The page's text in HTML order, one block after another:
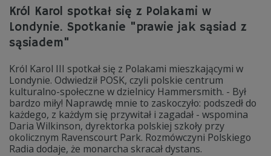
Król Karol spotkał się z Polakami w
Londynie. Spotkanie "prawie jak sąsiad z
sąsiadem"
Król Karol III spotkał się z Polakami mieszkającymi w
Londynie. Odwiedził POSK, czyli polskie centrum
kulturalno-społeczne w dzielnicy Hammersmith. - Był
bardzo miły! Naprawdę mnie to zaskoczyło: podszedł do
każdego, z każdym się przywitał i zagadał - wspomina
Daria Wilkinson, dyrektorka polskiej szkoły przy
okolicznym Ravenscourt Park. Rozmówczyni Polskiego
Radia dodaje, że monarcha skracał dystans.